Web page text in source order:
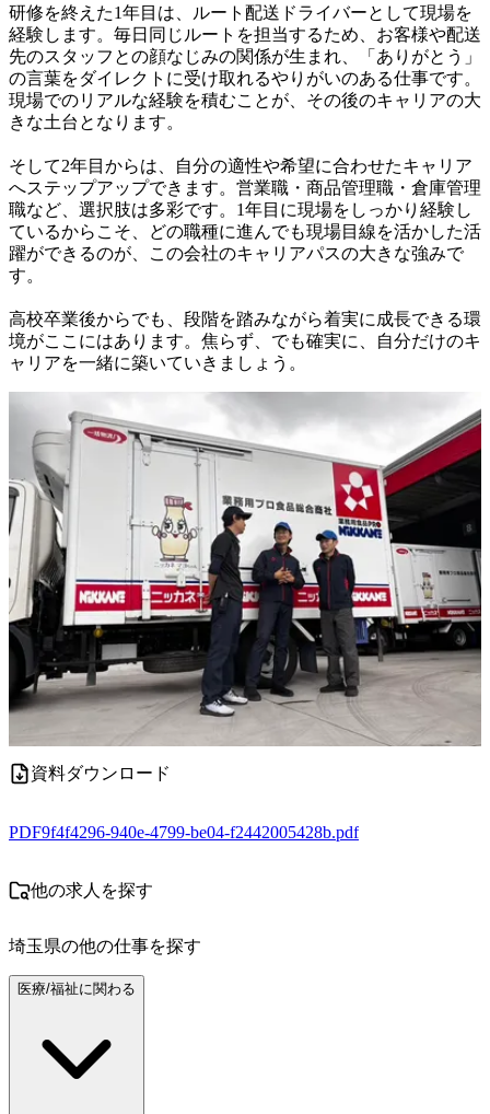
研修を終えた1年目は、ルート配送ドライバーとして現場を
経験します。毎日同じルートを担当するため、お客様や配送
先のスタッフとの顔なじみの関係が生まれ、「ありがとう」
の言葉をダイレクトに受け取れるやりがいのある仕事です。
現場でのリアルな経験を積むことが、その後のキャリアの大
きな土台となります。
そして2年目からは、自分の適性や希望に合わせたキャリア
へステップアップできます。営業職・商品管理職・倉庫管理
職など、選択肢は多彩です。1年目に現場をしっかり経験し
ているからこそ、どの職種に進んでも現場目線を活かした活
躍ができるのが、この会社のキャリアパスの大きな強みで
す。
高校卒業後からでも、段階を踏みながら着実に成長できる環
境がここにはあります。焦らず、でも確実に、自分だけのキ
資料ダウンロード
PDF9f4f4296-940e-4799-be04-f2442005428b.pdf
他の求人を探す
埼玉県の他の仕事を探す
医療/福祉に関わる